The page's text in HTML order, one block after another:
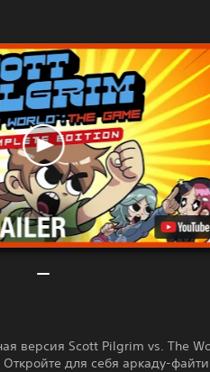
версия Scott Pilgrim vs. The
для себя аркаду-